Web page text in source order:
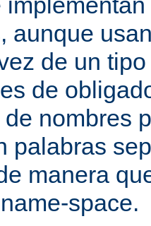
aunque
de un
de
nombres
palabras
manera
space.